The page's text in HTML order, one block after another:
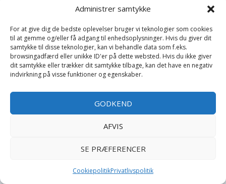
Administrer samtykke
For at give dig de bedste oplevelser bruger vi teknologier som cookies
til at gemme og/eller få adgang til enhedsoplysninger. Hvis du giver dit
samtykke til disse teknologier, kan vi behandle data som f.eks.
browsingadfærd eller unikke ID'er på dette websted. Hvis du ikke giver
dit samtykke eller trækker dit samtykke tilbage, kan det have en negativ
indvirkning på visse funktioner og egenskaber.
GODKEND
AFVIS
SE PRÆFERENCER
CookiepolitikPrivatlivspolitik
Müsli Solhat
Name It Solhat
Reima Solhat
VACVAC Solhat
Wheat Solhat
Sommerdragt